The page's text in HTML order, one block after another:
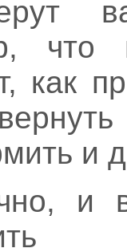
как
и
и